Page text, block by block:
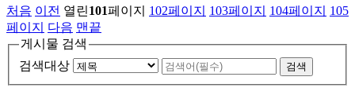
처음 이전 열린101페이지 102페이지 103페이지 104페이지
105
페이지
다음 맨끝
게시물 검색
검색대상